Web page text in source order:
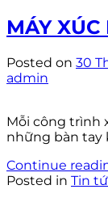
MÁY XÚC
Posted on 30
admin
Mỗi công trình
những bàn tay
Continue
Posted in Tin